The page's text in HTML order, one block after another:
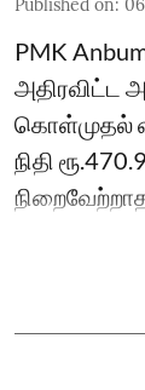
Published on:
PMK
அதிரவிட்ட
கொள்முதல்
நிதி